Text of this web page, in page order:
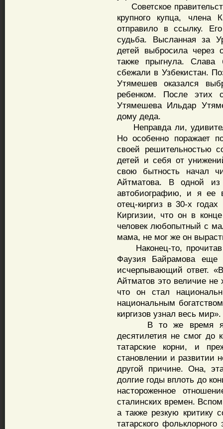
Советское
крупного купца, члена
отправило в ссылку.
судьба. Высланная за
детей выбросила через
также прыгнула.
сбежали в Узбекистан.
Утямешев оказался
ребенком. После этих
Утямешева Ильдар
дому деда.
Неправда ли,
Но особенно поражает
своей решительностью
детей и себя от
свою бытность начал
Айтматова. В одной
автобиографию, и я ее
отец-киргиз в 30-х
Киргизии, что он в
человек любопытный с
мама, не мог же он
Наконец-то, прочитав
Фаузия Байрамова
исчерпывающий ответ.
Айтматов это величие не
что он стал
национальным
киргизов узнал весь мир».
В то же время я
десятилетия не смог до
татарские корни, и
становлении и развитии
другой причине. Она,
долгие годы вплоть до
настороженное
сталинских времен.
а также резкую критику
татарского